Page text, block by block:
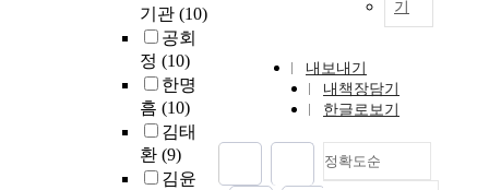
기관 (10)
공회
정 (10)
한명
흠 (10)
김태
환 (9)
김윤
기
내보내기
내책장담기
한글로보기
정확도순